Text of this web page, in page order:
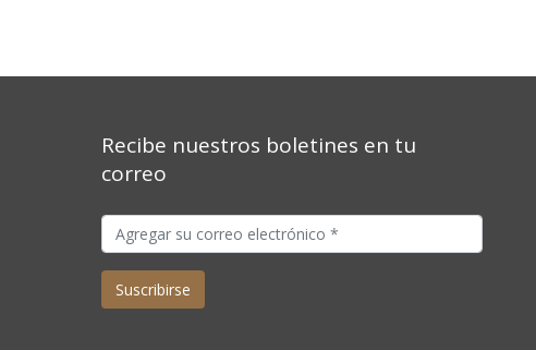
Recibe nuestros boletines en tu
correo